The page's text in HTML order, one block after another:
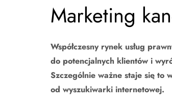
Marketing
Współczesny rynek usług
do potencjalnych klientów i
Szczególnie ważne staje się to
od wyszukiwarki internetowej.